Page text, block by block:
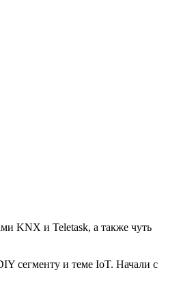
KNX и Teletask, а также чуть
сегменту и теме IoT. Начали с